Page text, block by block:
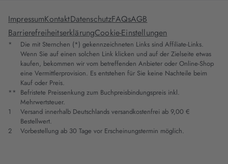
ImpressumKontaktDatenschutzFAQsAGB
BarrierefreiheitserklärungCookie-Einstellungen
*
Die mit Sternchen (*) gekennzeichneten Links sind Affiliate-Links.
Wenn Sie auf einen solchen Link klicken und auf der Zielseite etwas
kaufen, bekommen wir vom betreffenden Anbieter oder Online-Shop
eine Vermittlerprovision. Es entstehen für Sie keine Nachteile beim
Kauf oder Preis.
** Befristete Preissenkung zum Buchpreisbindungspreis inkl.
Mehrwertsteuer.
1
Versand innerhalb Deutschlands versandkostenfrei ab 9,00 €
Bestellwert.
2
Vorbestellung ab 30 Tage vor Erscheinungstermin möglich.